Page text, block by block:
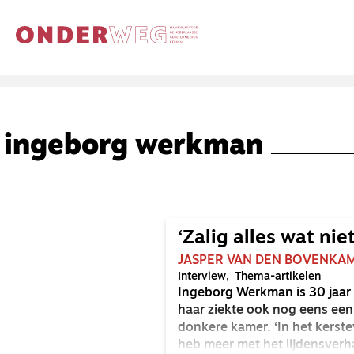
ingeborg werkman
‘Zalig alles wat
JASPER VAN DEN
Interview Thema-artikelen
Ingeborg Werkman is 30
haar ziekte ook nog eens
donkere kamer. ‘In het
heb meer met het